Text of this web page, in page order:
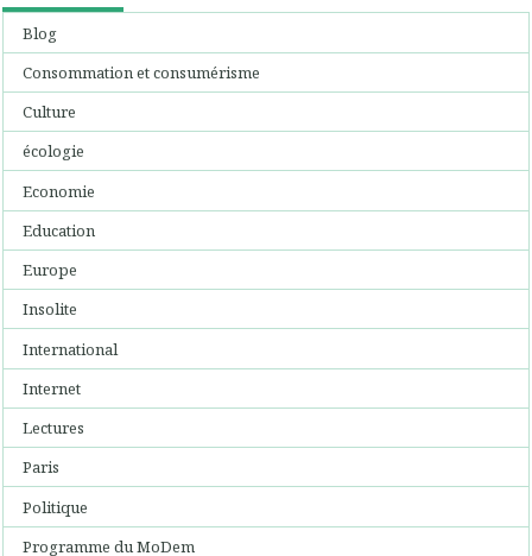
Blog
Consommation et consumérisme
Culture
écologie
Economie
Education
Europe
Insolite
International
Internet
Lectures
Paris
Politique
Programme du MoDem